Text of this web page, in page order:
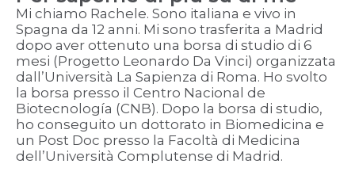
Mi chiamo Rachele. Sono italiana e vivo in
Spagna da 12 anni. Mi sono trasferita a Madrid
dopo aver ottenuto una borsa di studio di 6
mesi (Progetto Leonardo Da Vinci) organizzata
dall’Università La Sapienza di Roma. Ho svolto
la borsa presso il Centro Nacional de
Biotecnología (CNB). Dopo la borsa di studio,
ho conseguito un dottorato in Biomedicina e
un Post Doc presso la Facoltà di Medicina
dell’Università Complutense di Madrid.